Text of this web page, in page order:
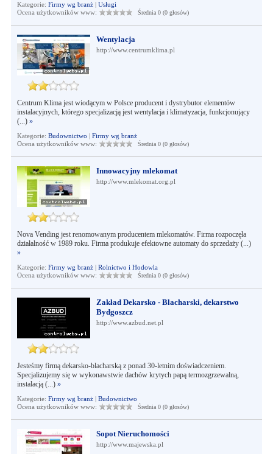
Kategorie: Firmy wg branż| Usługi
Ocena użytkowników www:
Średnia 0 (0 głosów)
Wentylacja
http://www.centrumklima.pl
Centrum Klima jest wiodącym w Polsce producent i dystrybutor elementów
instalacyjnych, którego specjalizacją jest wentylacja i klimatyzacja, funkcjonujący
(...) »
Kategorie: Budownictwo | Firmy wg branż
Ocena użytkowników www:
Średnia 0 (0 głosów)
Innowacyjny mlekomat
http://www.mlekomat.org.pl
Nova Vending jest renomowanym producentem mlekomatów. Firma rozpoczęła
działalność w 1989 roku. Firma produkuje efektowne automaty do sprzedaży (...)
»
Kategorie: Firmy wg branż| Rolnictwo i Hodowla
Ocena użytkowników www:
Średnia 0 (0 głosów)
Zakład Dekarsko - Blacharski, dekarstwo
Bydgoszcz
http://www.azbud.net.pl
Jesteśmy firmą dekarsko-blacharską z ponad 30-letnim doświadczeniem.
Specjalizujemy się w wykonawstwie dachów krytych papą termozgrzewalną,
instalacją (...) »
Kategorie: Firmy wg branż| Budownictwo
Ocena użytkowników www:
Średnia 0 (0 głosów)
Sopot Nieruchomości
http://www.majewska.pl